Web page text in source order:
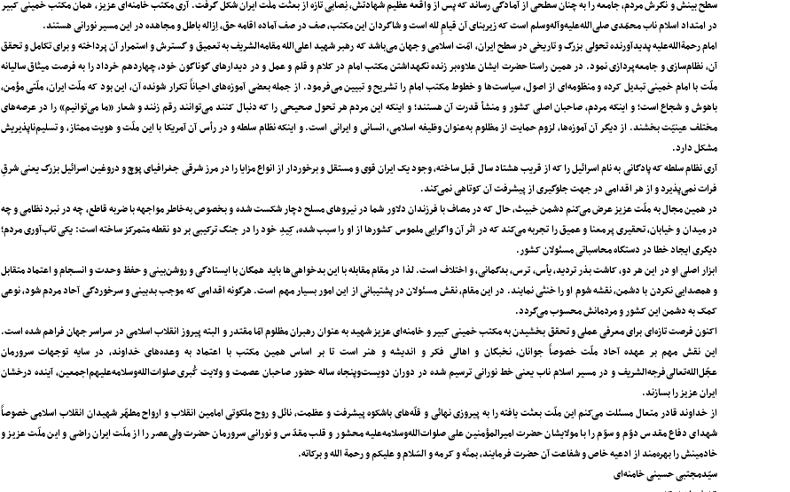
سطح بینش و نگرش مردم، جامعه را به چنان سطحی از آمادگی رساند که پس از واقعه‌‌ عظیم شهادتش، نِصابی تازه از بعثت ملّت ایران شکل گرفت. آری مکتب خامنه‌ای عزیز، همان مکتب خمینی کبیر
در امتداد اسلام ناب محمّدی صلی‌الله‌علیه‌وآله‌وسلم است که زیربنای آن قیامِ لله است و شاگردان این مکتب، صف در صف آماده‌ اقامه‌ حق، اِزاله‌ باطل و مجاهده در این مسیر نورانی هستند.
امام رحمة‌الله‌علیه پدیدآورنده‌‌ تحولی بزرگ و تاریخی در سطح ایران، امّت اسلامی و جهان می‌باشد که رهبر شهید اعلی‌الله مقامه‌الشریف به تعمیق و گسترش و استمرار آن پرداخته و برای تکامل و تحقق
آن، نظام‌سازی و جامعه‌پردازی نمود. در همین راستا حضرت ایشان علاوه‌بر زنده نگهداشتن مکتب امام در کلام و قلم و عمل و در دیدارهای گوناگون خود، چهاردهم خرداد را به فرصت میثاق سالیانه‌
ملّت با امام خمینی تبدیل کرده و منظومه‌ای از اصول، سیاست‌ها و خطوط مکتب امام را تشریح و تبیین می‌فرمود. از جمله بعضی آموزه‌های احیاناً تکرار شونده‌ آن، این بود که ملّت ایران، ملّتی مؤمن،
باهوش و شجاع است؛ و اینکه مردم، صاحبان اصلی کشور و منشأ قدرت آن هستند؛ و اینکه این مردم هر تحول صحیحی را که دنبال کنند می‌توانند رقم زنند و شعار «ما می‌توانیم» را در عرصه‌های
مختلف عینیّت بخشند. از دیگر آن آموزه‌ها، لزوم حمایت از مظلوم به‌عنوان وظیفه‌ اسلامی، انسانی و ایرانی است. و اینکه نظام سلطه و در رأس آن آمریکا با این ملّت و هویت ممتاز، و تسلیم‌ناپذیریش
مشکل دارد.
آری نظام سلطه که پادگانی به نام اسرائیل را که از قریب هشتاد سال قبل ساخته، وجود یک ایران قوی و مستقل و برخوردار از انواع مزایا را در مرز شرقی جغرافیای پوچ و دروغین اسرائیل بزرگ یعنی شرقِ
فرات نمی‌پذیرد و از هر اقدامی در جهت جلوگیری از پیشرفت آن کوتاهی نمی‌کند.
در همین مجال به ملّت عزیز عرض می‌کنم دشمن خبیث، حال که در مصاف با فرزندان دلاور شما در نیروهای مسلح دچار شکست شده و بخصوص به‌خاطر مواجهه با ضربه‌ قاطع، چه در نبرد نظامی و چه
در میدان و خیابان، تحقیری پرمعنا و عمیق را تجربه می‌کند که در اثر آن واگرایی ملموس کشورها از او را سبب شده، کِیدِ خود را در جنگ ترکیبی بر دو نقطه متمرکز ساخته است: یکی تاب‌آوری مردم؛
دیگری ایجاد خطا در دستگاه محاسباتی مسئولان کشور.
ابزار اصلی او در این هر دو، کاشت بذر تردید، یأس، ترس، بدگمانی، و اختلاف است. لذا در مقام مقابله با این بدخواهی‌ها باید همگان با ایستادگی و روشن‌بینی و حفظ وحدت و انسجام و اعتماد متقابل
و همصدایی نکردن با دشمن، نقشه‌ شوم او را خنثی نمایند. در این مقام، نقش مسئولان در پشتیبانی از این امور بسیار مهم است. هرگونه اقدامی که موجب بدبینی و سرخوردگی آحاد مردم شود، نوعی
کمک به دشمن این کشور و مردمانش محسوب می‌گردد.
اکنون فرصت تازه‌ای برای معرفی عملی و تحقق بخشیدن به مکتب خمینی کبیر و خامنه‌ای عزیز شهید به‌ عنوان رهبران مظلوم امّا مقتدر و البته پیروز انقلاب اسلامی در سراسر جهان فراهم شده است.
این نقش مهم بر عهده‌ آحاد ملّت خصوصاً جوانان، نخبگان و اهالی فکر و اندیشه و هنر است تا بر اساس همین مکتب با اعتماد به وعده‌های خداوند، در سایه‌ توجهات سرورمان
عجّل‌‌الله‌تعالی‌فرجه‌الشریف و در مسیر اسلام ناب یعنی خط نورانی ترسیم شده در دوران دویست‌و‌پنجاه ساله‌ حضور صاحبان عصمت و ولایت کُبری صلوات‌الله‌وسلامه‌علیهم‌اجمعین، آینده‌ درخشان
ایران عزیز را بسازند.
از خداوند قادر متعال مسئلت می‌کنم این ملّت بعثت یافته را به پیروزی نهائی و قلّه‌های باشکوه پیشرفت و عظمت، نائل و روح ملکوتی امامین انقلاب و ارواح مطهّر شهیدان انقلاب اسلامی خصوصاً
شهدای دفاع مقدس دوّم و سوّم را با مولایشان حضرت امیرالمؤمنین علی صلوات‌الله‌وسلامه‌علیه محشور و قلب مقدّس و نورانی سرورمان حضرت ولی‌عصر را از ملّت ایران راضی و این ملّت عزیز و
خادمینش را بهره‌مند از ادعیه‌ خاص و شفاعت آن حضرت فرمایند، بمنّه و کرمه و السّلام و علیکم و رحمة الله و برکاته.
سیّدمجتبی حسینی خامنه‌ای